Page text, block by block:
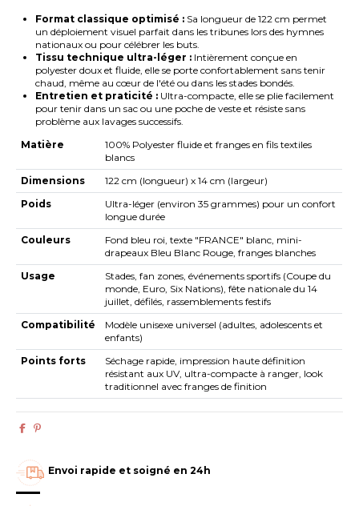
Format classique optimisé : Sa longueur de 122 cm permet
un déploiement visuel parfait dans les tribunes lors des hymnes
nationaux ou pour célébrer les buts.
Tissu technique ultra-léger : Intièrement conçue en
polyester doux et fluide, elle se porte confortablement sans tenir
chaud, même au cœur de l'été ou dans les stades bondés.
Entretien et praticité : Ultra-compacte, elle se plie facilement
pour tenir dans un sac ou une poche de veste et résiste sans
problème aux lavages successifs.
Matière
100% Polyester fluide et franges en fils textiles
blancs
Dimensions
122 cm (longueur) x 14 cm (largeur)
Poids
Ultra-léger (environ 35 grammes) pour un confort
longue durée
Couleurs
Fond bleu roi, texte "FRANCE" blanc, mini-
drapeaux Bleu Blanc Rouge, franges blanches
Usage
Stades, fan zones, événements sportifs (Coupe du
monde, Euro, Six Nations), fête nationale du 14
juillet, défilés, rassemblements festifs
Compatibilité
Modèle unisexe universel (adultes, adolescents et
enfants)
Points forts
Séchage rapide, impression haute définition
résistant aux UV, ultra-compacte à ranger, look
traditionnel avec franges de finition
Envoi rapide et soigné en 24h